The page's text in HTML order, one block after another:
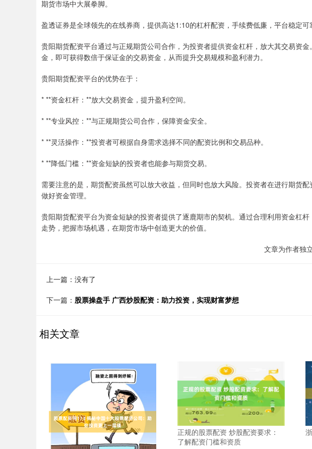
期货市场中大展拳脚。
盈透证券是全球领先的在线券商，提供高达1:10的杠杆配资，手续费低廉，平台稳定可
贵阳期货配资平台通过与正规期货公司合作，为投资者提供资金杠杆，放大其交易资
金，即可获得数倍于保证金的交易资金，从而提升交易规模和盈利潜力。
贵阳期货配资平台的优势在于：
* **资金杠杆：**放大交易资金，提升盈利空间。
* **专业风控：**与正规期货公司合作，保障资金安全。
* **灵活操作：**投资者可根据自身需求选择不同的配资比例和交易品种。
* **降低门槛：**资金短缺的投资者也能参与期货交易。
需要注意的是，期货配资虽然可以放大收益，但同时也放大风险。投资者在进行期货配
做好资金管理。
贵阳期货配资平台为资金短缺的投资者提供了逐鹿期市的契机。通过合理利用资金杠
走势，把握市场机遇，在期货市场中创造更大的价值。
文章为作者独
上一篇：没有了
下一篇： 股票操盘手 广西炒股配资：助力投资，实现财富梦想
相关文章
正规的股票配资 炒股配资要求：
了解配资门槛和资质